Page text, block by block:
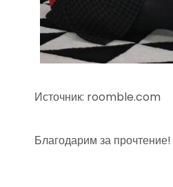
Источник: roomble.com
Благодарим за прочтение!